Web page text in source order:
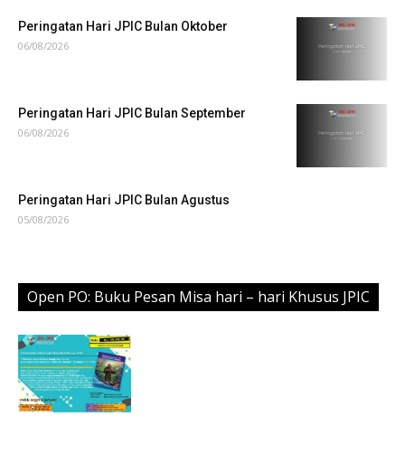
Peringatan Hari JPIC Bulan Oktober
06/08/2026
Peringatan Hari JPIC Bulan September
06/08/2026
Peringatan Hari JPIC Bulan Agustus
05/08/2026
Open PO: Buku Pesan Misa hari – hari Khusus JPIC